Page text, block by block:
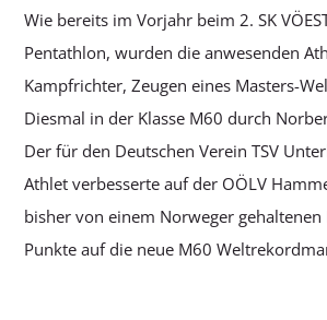
Wie bereits im Vorjahr beim 2. SK
Pentathlon, wurden die anwesenden
Kampfrichter, Zeugen eines Masters-
Diesmal in der Klasse M60 durch
Der für den Deutschen Verein TSV
Athlet verbesserte auf der OÖLV
bisher von einem Norweger gehaltenen
Punkte auf die neue M60